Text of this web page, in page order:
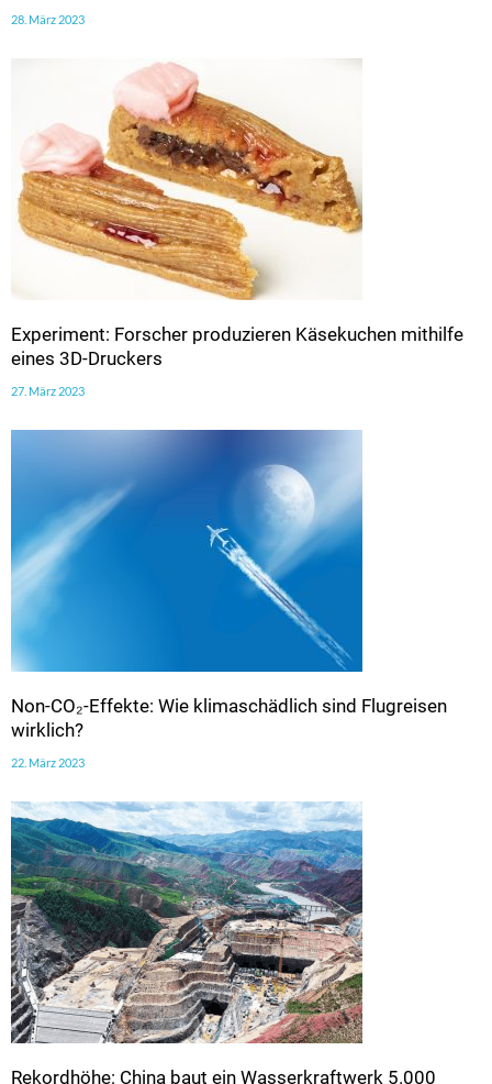
28. März 2023
Experiment: Forscher produzieren Käsekuchen mithilfe
eines 3D-Druckers
27. März 2023
Non-CO₂-Effekte: Wie klimaschädlich sind Flugreisen
wirklich?
22. März 2023
Rekordhöhe: China baut ein Wasserkraftwerk 5.000